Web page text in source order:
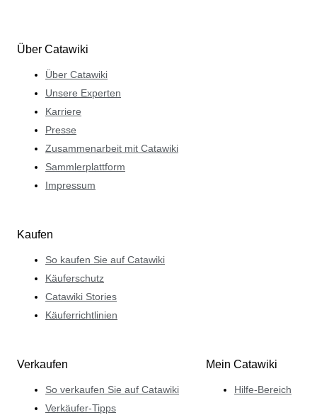
Über Catawiki
Über Catawiki
Unsere Experten
Karriere
Presse
Zusammenarbeit mit Catawiki
Sammlerplattform
Impressum
Kaufen
So kaufen Sie auf Catawiki
Käuferschutz
Catawiki Stories
Käuferrichtlinien
Verkaufen
So verkaufen Sie auf Catawiki
Verkäufer-Tipps
Mein Catawiki
Hilfe-Bereich